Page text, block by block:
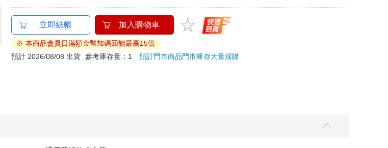
立即結帳 加入購物車
※ 本商品會員日滿額金幣加碼回饋最高15倍
預計 2026/08/08 出貨 參考庫存量：1預訂門市商品門市庫存大量採購